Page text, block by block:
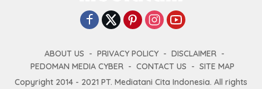
ABOUT US PRIVACY POLICY
DISCLAIMER
PEDOMAN MEDIA CYBER
CONTACT US
SITE MAP
Copyright 2014 - 2021 PT. Mediatani Cita Indonesia. All rights